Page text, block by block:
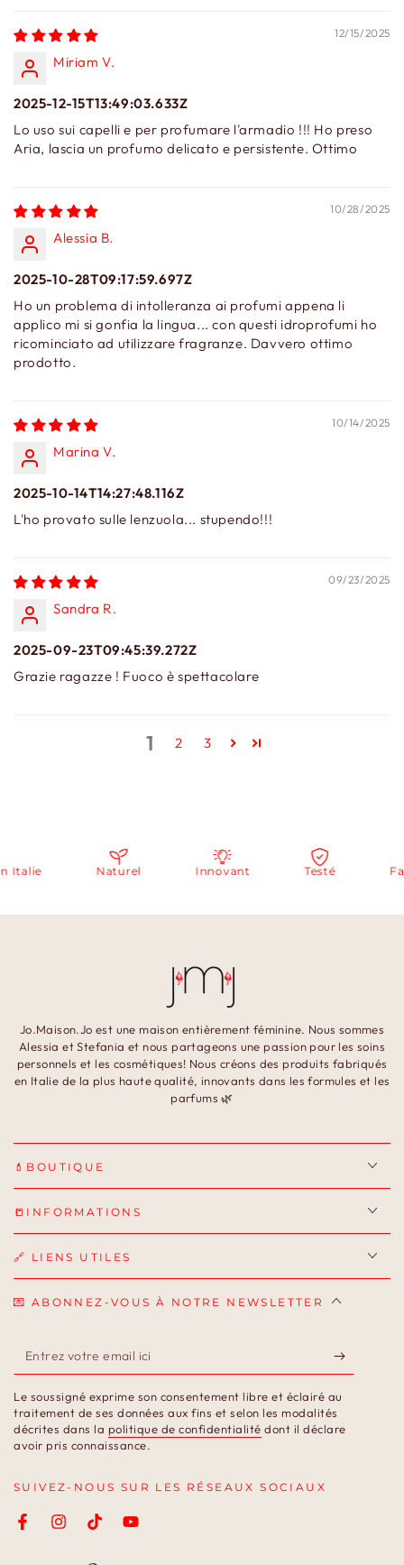
12/15/2025
Miriam V.
2025-12-15T13:49:03.633Z
Lo uso sui capelli e per profumare l'armadio !!! Ho preso
Aria, lascia un profumo delicato e persistente. Ottimo
10/28/2025
Alessia B.
2025-10-28T09:17:59.697Z
Ho un problema di intolleranza ai profumi appena li
applico mi si gonfia la lingua... con questi idroprofumi ho
ricominciato ad utilizzare fragranze. Davvero ottimo
prodotto.
10/14/2025
Marina V.
2025-10-14T14:27:48.116Z
L'ho provato sulle lenzuola... stupendo!!!
09/23/2025
Sandra R.
2025-09-23T09:45:39.272Z
Grazie ragazze ! Fuoco è spettacolare
1 2 3
Naturel Innovant Testé
Jo.Maison.Jo est une maison entièrement féminine. Nous sommes
Alessia et Stefania et nous partageons une passion pour les soins
personnels et les cosmétiques! Nous créons des produits fabriqués
en Italie de la plus haute qualité, innovants dans les formules et les
parfums 🌿
💄BOUTIQUE
📒INFORMATIONS
🔗 LIENS UTILES
💌 ABONNEZ-VOUS À NOTRE NEWSLETTER
Entrez
votre
email
ici
Le soussigné exprime son consentement libre et éclairé au
traitement de ses données aux fins et selon les modalités
décrites dans la politique de confidentialité dont il déclare
avoir pris connaissance.
SUIVEZ-NOUS SUR LES RÉSEAUX SOCIAUX
FacebookInstagramTikTokYouTube